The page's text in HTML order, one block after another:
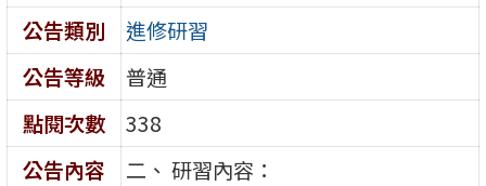
公告類別
進修研習
公告等級
普通
點閱次數
338
公告內容
二、 研習內容：